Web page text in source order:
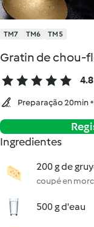
TM7 TM6 TM5
Gratin de chou-
4.8
Preparação 20min
Ingredientes
200 g de
coupé en
500 g d'eau